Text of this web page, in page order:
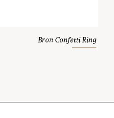
Bron Confetti Ring